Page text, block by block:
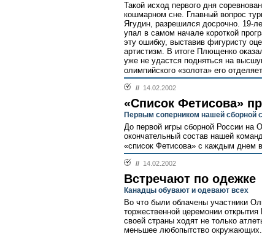
Такой исход первого дня
кошмарном сне. Главный вопрос
Ягудин, разрешился досрочно. 19-
упал в самом начале короткой
эту ошибку, выставив фигуристу
артистизм. В итоге Плющенко
уже не удастся подняться на
олимпийского «золота» его
// 14.02.2002
«Список Фетисова»
Первым соперником нашей сборной
До первой игры сборной России на
окончательный состав нашей
«список Фетисова» с каждым днем
// 14.02.2002
Встречают по одежке
Канадцы обувают и одевают всех
Во что были облачены участники
торжественной церемонии
своей страны ходят не только
меньшее любопытство